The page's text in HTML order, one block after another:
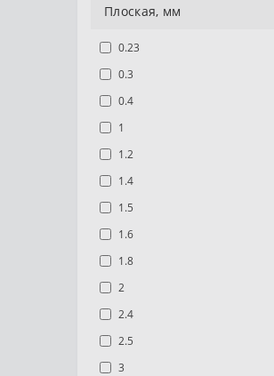
Плоская, мм
0.23
0.3
0.4
1
1.2
1.4
1.5
1.6
1.8
2
2.4
2.5
3